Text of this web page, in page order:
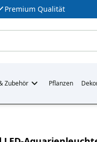
Premium Qualität
Zubehör Pflanzen